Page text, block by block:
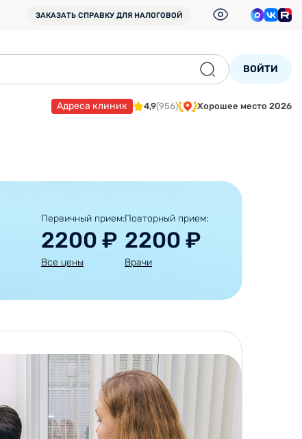
ЗАКАЗАТЬ СПРАВКУ ДЛЯ НАЛОГОВОЙ
ВОЙТИ
Адреса клиник 4,9(956) Хорошее место 2026
Первичный прием:
2200 ₽
Все цены
Повторный прием:
2200 ₽
Врачи